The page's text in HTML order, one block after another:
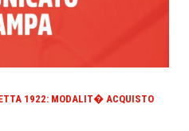
1922: MODALIT� ACQUISTO